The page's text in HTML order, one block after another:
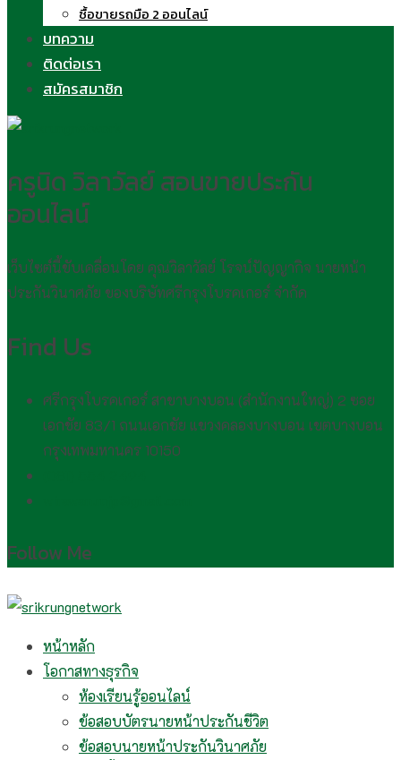
ซื้อขายรถมือ 2 ออนไลน์
บทความ
ติดต่อเรา
สมัครสมาชิก
ครูนิด วิลาวัลย์ สอนขายประกัน
ออนไลน์
เว็บไซต์นี้ขับเคลื่อนโดย คุณวิลาวัลย์ โรจน์ปัญญากิจ นายหน้า
ประกันวินาศภัย ของบริษัทศรีกรุงโบรคเกอร์ จำกัด
Find Us
ศรีกรุงโบรคเกอร์ สาขาบางบอน (สำนักงานใหญ่) 2 ซอย
เอกชัย 83/1 ถนนเอกชัย แขวงคลองบางบอน เขตบางบอน
กรุงเทพมหานคร 10150
Follow Me
หน้าหลัก
โอกาสทางธุรกิจ
ห้องเรียนรู้ออนไลน์
ข้อสอบบัตรนายหน้าประกันชีวิต
ข้อสอบนายหน้าประกันวินาศภัย